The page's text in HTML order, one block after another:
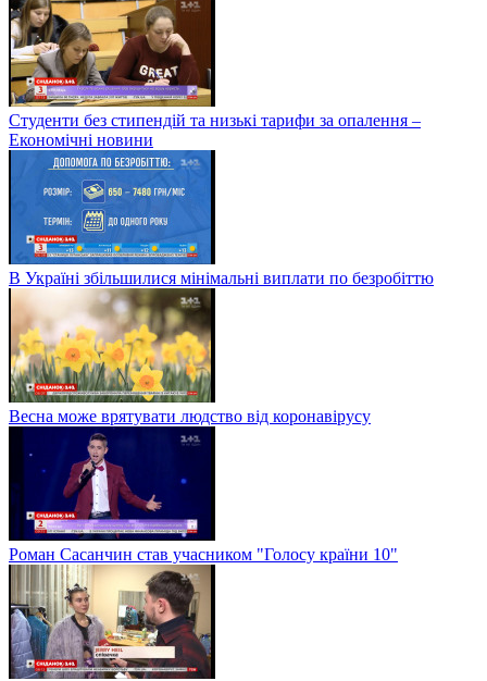
Студенти без стипендій та низькі тарифи за опалення –
Економічні новини
В Україні збільшилися мінімальні виплати по безробіттю
Весна може врятувати людство від коронавірусу
Роман Сасанчин став учасником "Голосу країни 10"